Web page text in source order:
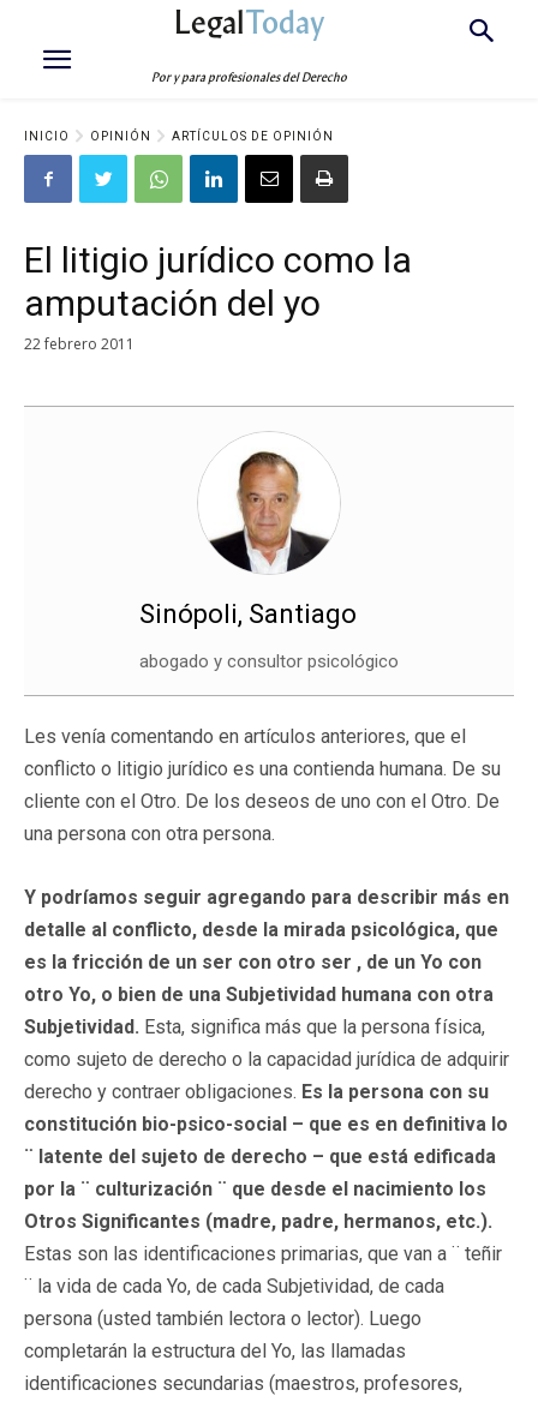
LegalToday
Por y para profesionales del Derecho
INICIO OPINIÓN ARTÍCULOS DE OPINIÓN
El litigio jurídico como la
amputación del yo
22 febrero 2011
Sinópoli, Santiago
abogado y consultor psicológico
Les venía comentando en artículos anteriores, que el
conflicto o litigio jurídico es una contienda humana. De su
cliente con el Otro. De los deseos de uno con el Otro. De
una persona con otra persona.
Y podríamos seguir agregando para describir más en
detalle al conflicto, desde la mirada psicológica, que
es la fricción de un ser con otro ser , de un Yo con
otro Yo, o bien de una Subjetividad humana con otra
Subjetividad. Esta, significa más que la persona física,
como sujeto de derecho o la capacidad jurídica de adquirir
derecho y contraer obligaciones. Es la persona con su
constitución bio-psico-social – que es en definitiva lo
¨ latente del sujeto de derecho – que está edificada
por la ¨ culturización ¨ que desde el nacimiento los
Otros Significantes (madre, padre, hermanos, etc.).
Estas son las identificaciones primarias, que van a ¨ teñir
¨ la vida de cada Yo, de cada Subjetividad, de cada
persona (usted también lectora o lector). Luego
completarán la estructura del Yo, las llamadas
identificaciones secundarias (maestros, profesores,